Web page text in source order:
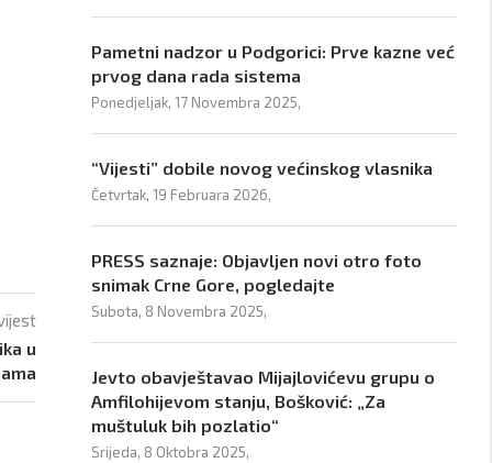
u
Pametni nadzor u Podgorici: Prve kazne već
prvog dana rada sistema
Ponedjeljak, 17 Novembra 2025,
“Vijesti” dobile novog većinskog vlasnika
Četvrtak, 19 Februara 2026,
PRESS saznaje: Objavljen novi otro foto
snimak Crne Gore, pogledajte
Subota, 8 Novembra 2025,
Jevto obavještavao Mijajlovićevu grupu o
Amfilohijevom stanju, Bošković: „Za
muštuluk bih pozlatio“
Srijeda, 8 Oktobra 2025,